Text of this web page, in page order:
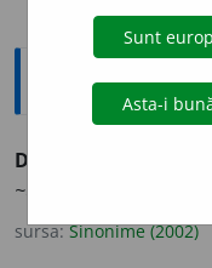
Sinonime
DOR
~ul.)
sursa:Sinonime (2002)